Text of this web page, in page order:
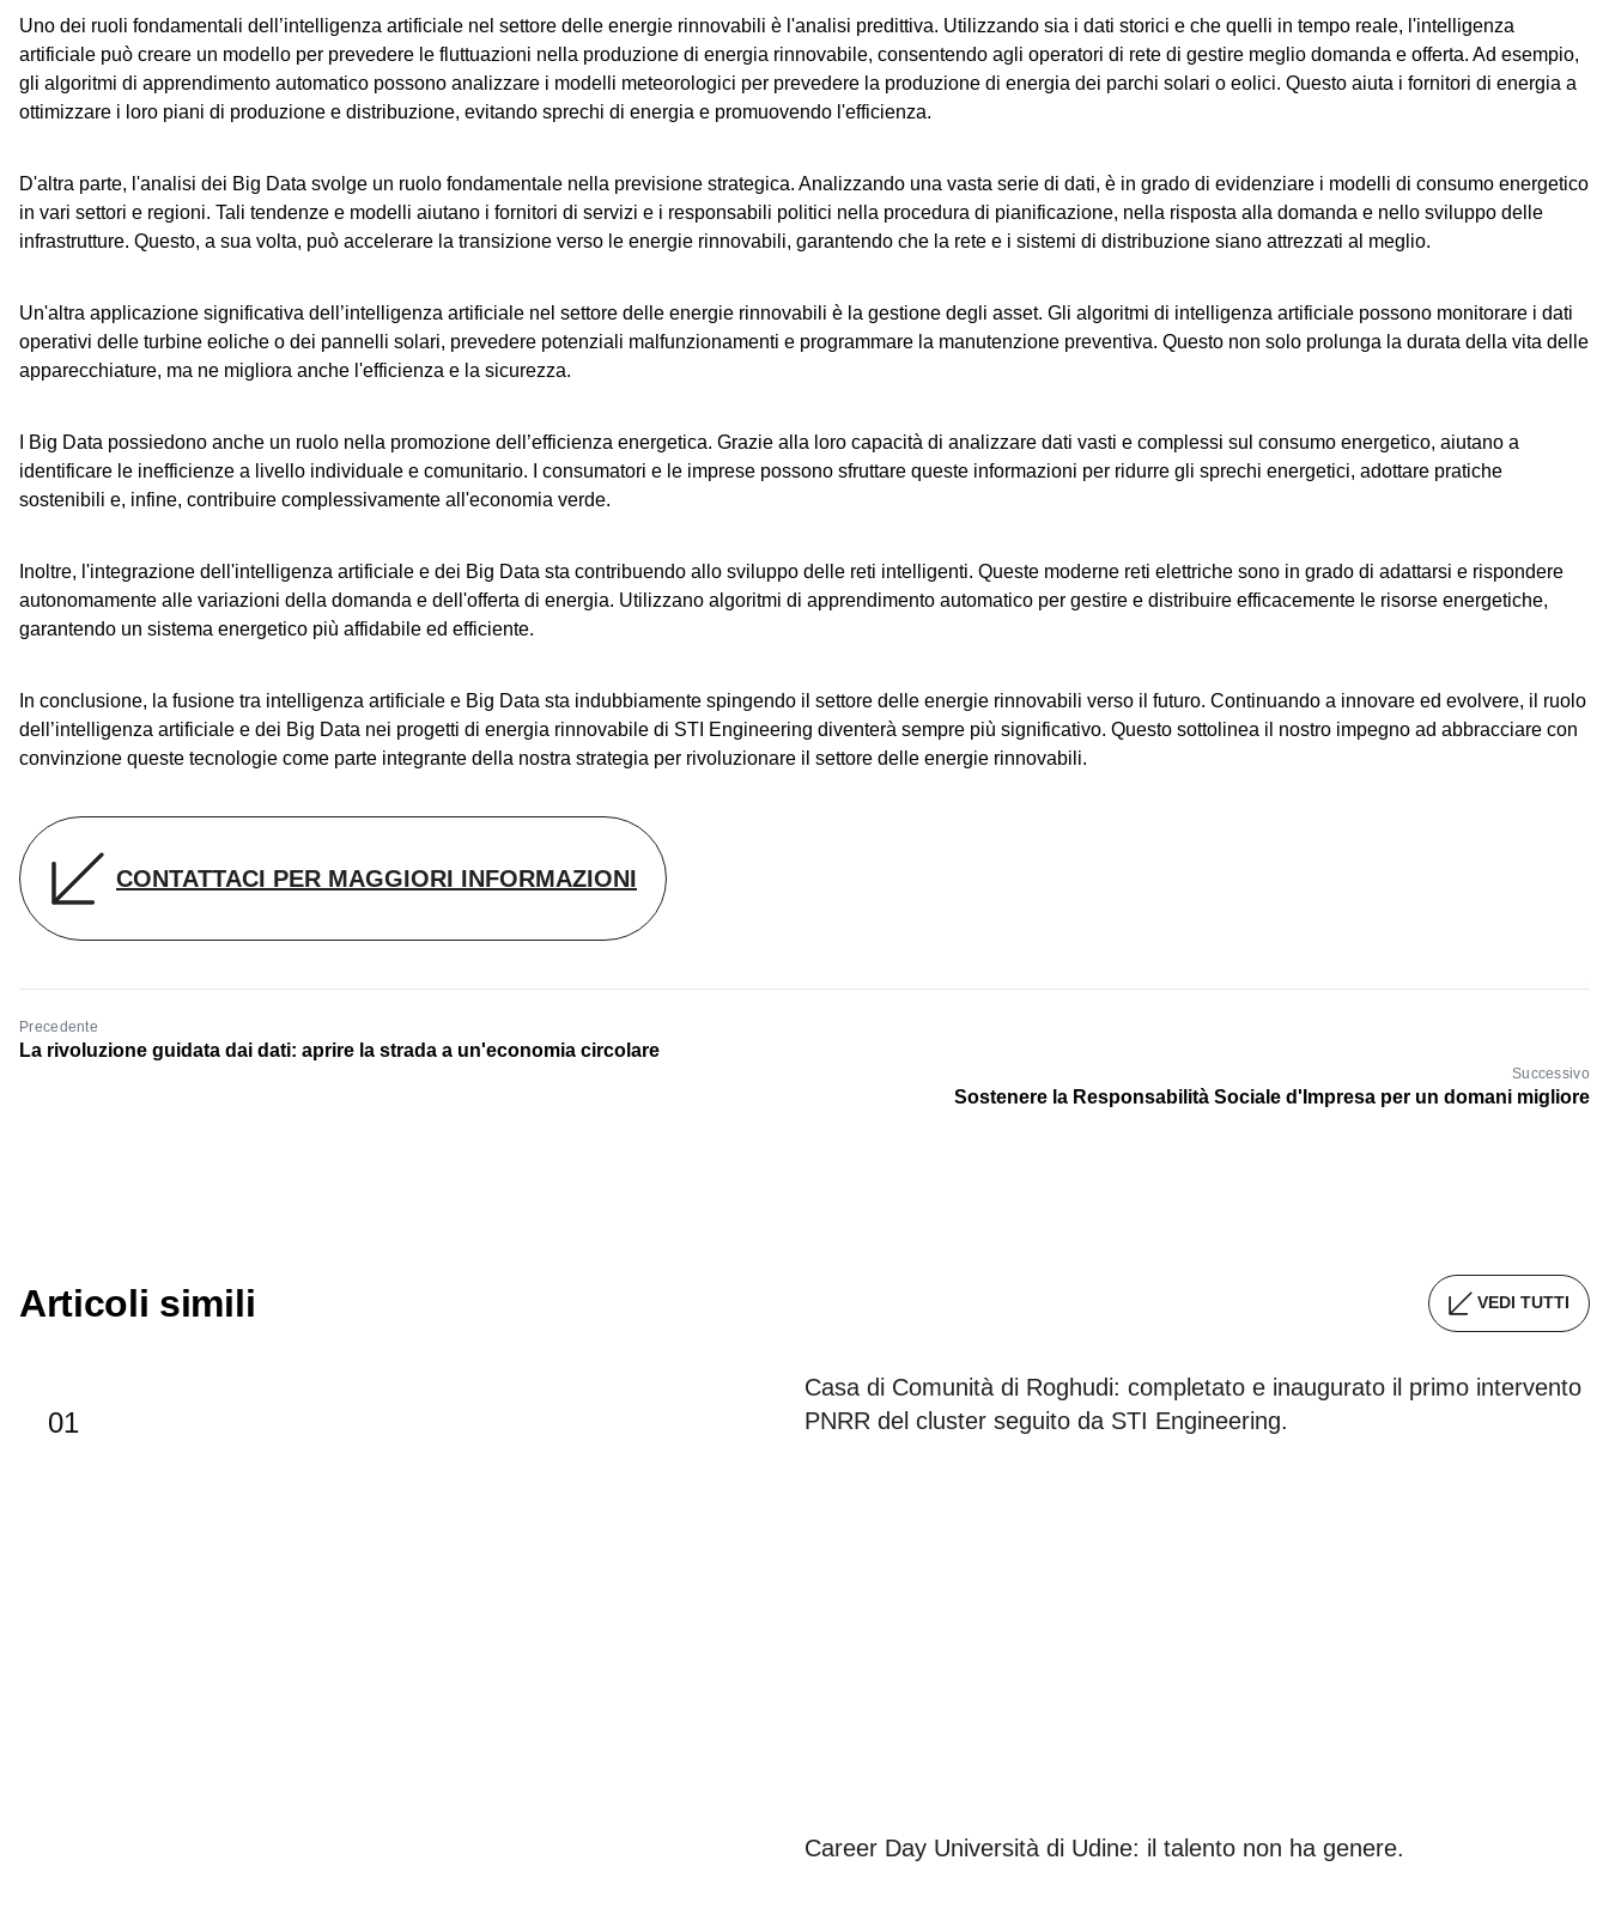
Uno dei ruoli fondamentali dell’intelligenza artificiale nel settore delle energie rinnovabili è l'analisi predittiva. Utilizzando sia i dati storici e che quelli in tempo reale, l'intelligenza
artificiale può creare un modello per prevedere le fluttuazioni nella produzione di energia rinnovabile, consentendo agli operatori di rete di gestire meglio domanda e offerta. Ad esempio,
gli algoritmi di apprendimento automatico possono analizzare i modelli meteorologici per prevedere la produzione di energia dei parchi solari o eolici. Questo aiuta i fornitori di energia a
ottimizzare i loro piani di produzione e distribuzione, evitando sprechi di energia e promuovendo l'efficienza.
D'altra parte, l'analisi dei Big Data svolge un ruolo fondamentale nella previsione strategica. Analizzando una vasta serie di dati, è in grado di evidenziare i modelli di consumo energetico
in vari settori e regioni. Tali tendenze e modelli aiutano i fornitori di servizi e i responsabili politici nella procedura di pianificazione, nella risposta alla domanda e nello sviluppo delle
infrastrutture. Questo, a sua volta, può accelerare la transizione verso le energie rinnovabili, garantendo che la rete e i sistemi di distribuzione siano attrezzati al meglio.
Un'altra applicazione significativa dell’intelligenza artificiale nel settore delle energie rinnovabili è la gestione degli asset. Gli algoritmi di intelligenza artificiale possono monitorare i dati
operativi delle turbine eoliche o dei pannelli solari, prevedere potenziali malfunzionamenti e programmare la manutenzione preventiva. Questo non solo prolunga la durata della vita delle
apparecchiature, ma ne migliora anche l'efficienza e la sicurezza.
I Big Data possiedono anche un ruolo nella promozione dell’efficienza energetica. Grazie alla loro capacità di analizzare dati vasti e complessi sul consumo energetico, aiutano a
identificare le inefficienze a livello individuale e comunitario. I consumatori e le imprese possono sfruttare queste informazioni per ridurre gli sprechi energetici, adottare pratiche
sostenibili e, infine, contribuire complessivamente all'economia verde.
Inoltre, l'integrazione dell'intelligenza artificiale e dei Big Data sta contribuendo allo sviluppo delle reti intelligenti. Queste moderne reti elettriche sono in grado di adattarsi e rispondere
autonomamente alle variazioni della domanda e dell'offerta di energia. Utilizzano algoritmi di apprendimento automatico per gestire e distribuire efficacemente le risorse energetiche,
garantendo un sistema energetico più affidabile ed efficiente.
In conclusione, la fusione tra intelligenza artificiale e Big Data sta indubbiamente spingendo il settore delle energie rinnovabili verso il futuro. Continuando a innovare ed evolvere, il ruolo
dell’intelligenza artificiale e dei Big Data nei progetti di energia rinnovabile di STI Engineering diventerà sempre più significativo. Questo sottolinea il nostro impegno ad abbracciare con
convinzione queste tecnologie come parte integrante della nostra strategia per rivoluzionare il settore delle energie rinnovabili.
CONTATTACI PER MAGGIORI INFORMAZIONI
Precedente
La rivoluzione guidata dai dati: aprire la strada a un'economia circolare
Successivo
Sostenere la Responsabilità Sociale d'Impresa per un domani migliore
Articoli simili VEDI TUTTI
01
Casa di Comunità di Roghudi: completato e inaugurato il primo intervento
PNRR del cluster seguito da STI Engineering.
Career Day Università di Udine: il talento non ha genere.